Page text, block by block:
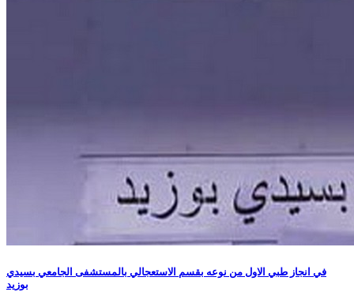
في انجاز طبي الاول من نوعه بقسم الاستعجالي بالمستشفى الجامعي بسيدي
بوزيد